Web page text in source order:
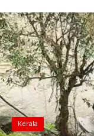
Entertainment
Sports
Food
Gulf News
Loksabha Election
Kerala